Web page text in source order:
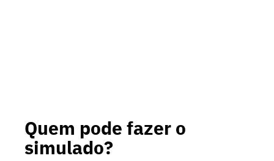
Quem pode fazer o
simulado?